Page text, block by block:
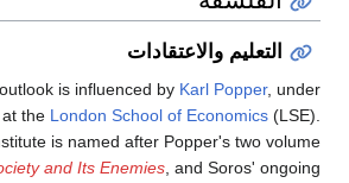
التعليم والاعتقادات
is influenced by Karl Popper, under
the London School of Economics (LSE).
is named after Popper's two volume
and Its Enemies, and Soros' ongoing